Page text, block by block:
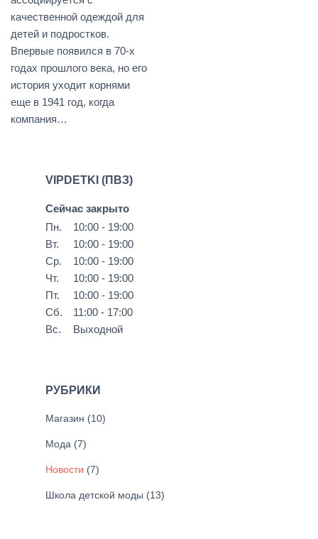
качественной одеждой для
детей и подростков.
Впервые появился в 70-х
годах прошлого века, но его
история уходит корнями
еще в 1941 год, когда
компания…
VIPDETKI (ПВЗ)
Сейчас закрыто
Пн.
10:00 - 19:00
Вт.
10:00 - 19:00
Ср.
10:00 - 19:00
Чт.
10:00 - 19:00
Пт.
10:00 - 19:00
Сб.
11:00 - 17:00
Вс.
Выходной
РУБРИКИ
Магазин (10)
Мода (7)
Новости (7)
Школа детской моды (13)